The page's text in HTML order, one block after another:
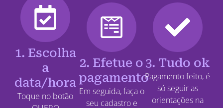
1. Escolha
a
data/hora
Toque no botão
2. Efetue o
pagamento
Em seguida, faça o
seu cadastro e
3. Tudo ok
Pagamento feito, é
só seguir as
orientações na